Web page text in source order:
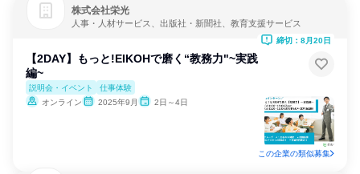
株式会社栄光
人事・人材サービス、出版社・新聞社、教育支援サービス
【2DAY】もっと!EIKOHで磨く“教務力"~実践
編~
説明会・イベント
仕事体験
オンライン
2025年9月 2日～4日
締切：8月20日
この企業の類似募集